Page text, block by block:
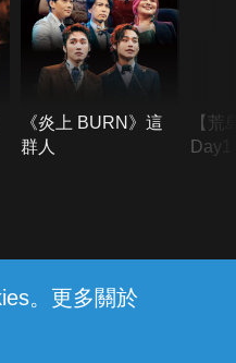
。更多關於
《炎上 BURN》這
群人
【荒